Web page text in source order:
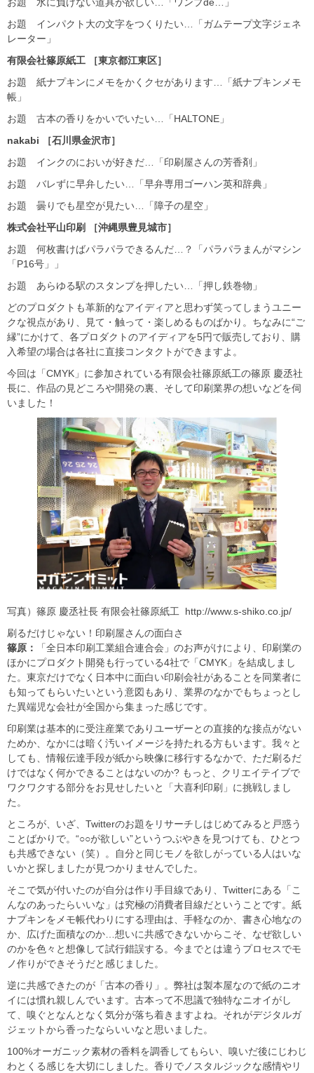
お題 インパクト大の文字をつくりたい…「ガムテープ文字ジェネ
レーター」
有限会社篠原紙工 ［東京都江東区］
お題 紙ナプキンにメモをかくクセがあります…「紙ナプキンメモ
帳」
お題 古本の香りをかいでいたい…「HALTONE」
nakabi ［石川県金沢市］
お題 インクのにおいが好きだ…「印刷屋さんの芳香剤」
お題 バレずに早弁したい…「早弁専用ゴーハン英和辞典」
お題 曇りでも星空が見たい…「障子の星空」
株式会社平山印刷 ［沖縄県豊見城市］
お題 何枚書けばパラパラできるんだ…？「パラパラまんがマシン
「P16号」」
お題 あらゆる駅のスタンプを押したい…「押し鉄巻物」
どのプロダクトも革新的なアイディアと思わず笑ってしまうユニー
クな視点があり、見て・触って・楽しめるものばかり。ちなみに“ご
縁”にかけて、各プロダクトのアイディアを5円で販売しており、購
入希望の場合は各社に直接コンタクトができますよ。
今回は「CMYK」に参加されている有限会社篠原紙工の篠原 慶丞社
長に、作品の見どころや開発の裏、そして印刷業界の想いなどを伺
いました！
写真）篠原 慶丞社長 有限会社篠原紙工 http://www.s-shiko.co.jp/
刷るだけじゃない！印刷屋さんの面白さ
篠原：
「全日本印刷工業組合連合会」のお声がけにより、印刷業の
ほかにプロダクト開発も行っている4社で「CMYK」を結成しまし
た。東京だけでなく日本中に面白い印刷会社があることを同業者に
も知ってもらいたいという意図もあり、業界のなかでもちょっとし
た異端児な会社が全国から集まった感じです。
印刷業は基本的に受注産業でありユーザーとの直接的な接点がない
ためか、なかには暗く汚いイメージを持たれる方もいます。我々と
しても、情報伝達手段が紙から映像に移行するなかで、ただ刷るだ
けではなく何かできることはないのか? もっと、クリエイテイブで
ワクワクする部分をお見せしたいと「大喜利印刷」に挑戦しまし
た。
ところが、いざ、Twitterのお題をリサーチしはじめてみると戸惑う
ことばかりで。“○○が欲しい”というつぶやきを見つけても、ひとつ
も共感できない（笑）。自分と同じモノを欲しがっている人はいな
いかと探しましたが見つかりませんでした。
そこで気が付いたのが自分は作り手目線であり、Twitterにある「こ
んなのあったらいいな」は究極の消費者目線だということです。紙
ナプキンをメモ帳代わりにする理由は、手軽なのか、書き心地なの
か、広げた面積なのか…想いに共感できないからこそ、なぜ欲しい
のかを色々と想像して試行錯誤する。今までとは違うプロセスでモ
ノ作りができそうだと感じました。
逆に共感できたのが「古本の香り」。弊社は製本屋なので紙のニオ
イには慣れ親しんでいます。古本って不思議で独特なニオイがし
て、嗅ぐとなんとなく気分が落ち着きますよね。それがデジタルガ
ジェットから香ったならいいなと思いました。
100%オーガニック素材の香料を調香してもらい、嗅いだ後にじわじ
わとくる感じを大切にしました。香りでノスタルジックな感情やリ